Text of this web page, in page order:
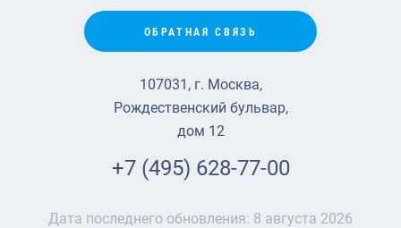
ОБРАТНАЯ СВЯЗЬ
107031, г. Москва,
Рождественский бульвар,
дом 12
+7 (495) 628-77-00
Дата последнего обновления: 8 августа 2026